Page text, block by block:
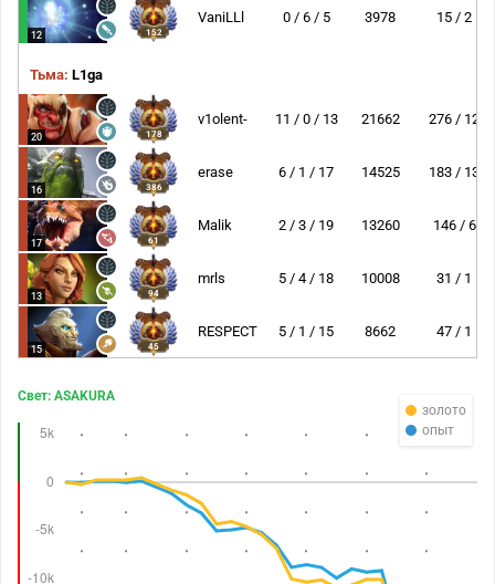
12 152
VaniLLl 0 / 6 / 5 3978 15 / 2
Тьма: L1ga
20 178
v1olent- 11 / 0 / 13 21662 276 / 12
16 386
erase 6 / 1 / 17 14525 183 / 13
17 61
Malik 2 / 3 / 19 13260 146 / 6
13 94
mrls 5 / 4 / 18 10008 31 / 1
15 45
RESPECT 5 / 1 / 15 8662 47 / 1
золото
опыт
Свет: ASAKURA